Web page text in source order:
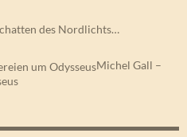
des Nordlichts…
Michel Gall –